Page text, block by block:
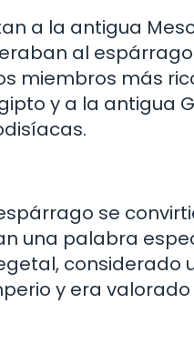
a la antigua
al
miembros más
y a la antigua
se
una palabra
considerado
y era valorado